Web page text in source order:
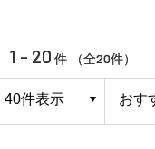
1 - 20 件 （全20件）